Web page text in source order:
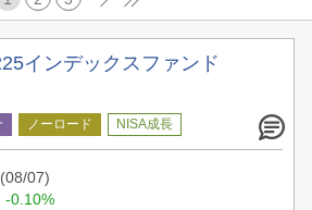
インデックスファンド
(08/07)
-0.10%